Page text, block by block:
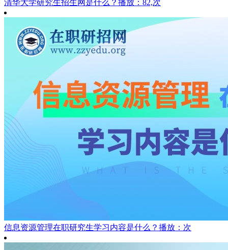
清华大学研究生招生网是什么？ 播放：82,次
信息资源管理在职研究生学习内容是什么？ 播放：次